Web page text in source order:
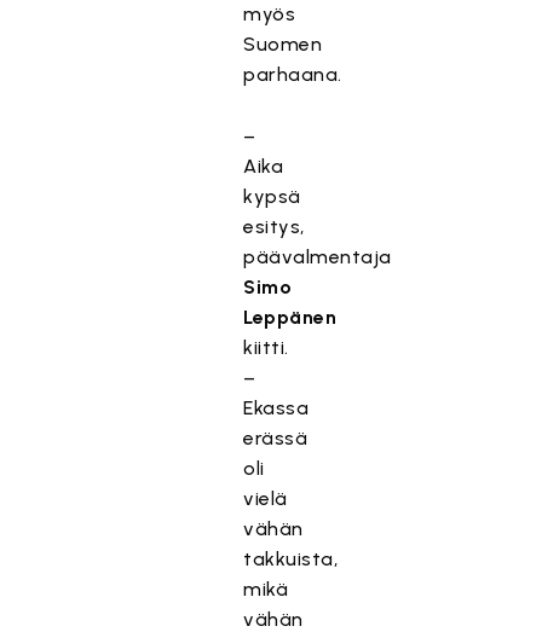
myös
Suomen
parhaana.
–
Aika
kypsä
esitys,
päävalmentaja
Simo
Leppänen
kiitti.
–
Ekassa
erässä
oli
vielä
vähän
takkuista,
mikä
vähän